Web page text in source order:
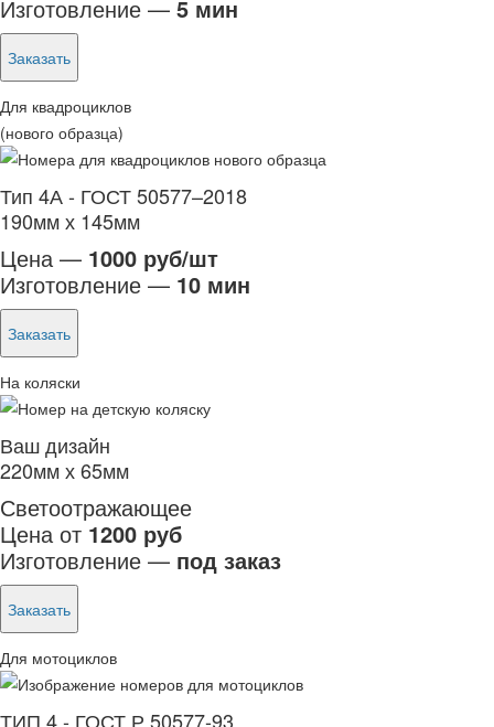
Изготовление — 5 мин
Заказать
Для квадроциклов
(нового образца)
Тип 4А - ГОСТ 50577–2018
190мм х 145мм
Цена — 1000 руб/шт
Изготовление — 10 мин
Заказать
На коляски
Ваш дизайн
220мм х 65мм
Светоотражающее
Цена от 1200 руб
Изготовление — под заказ
Заказать
Для мотоциклов
ТИП 4 - ГОСТ Р 50577-93